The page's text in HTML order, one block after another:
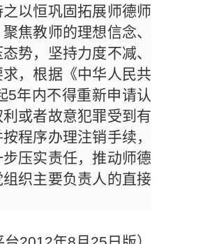
以恒巩固拓展师德师
焦教师的理想信念、
势，坚持力度不减、
，根据《中华人民共
5年内不得重新申请认
或者故意犯罪受到有
程序办理注销手续，
压实责任，推动师德
织主要负责人的直接